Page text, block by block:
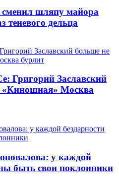
шляпу майора
теневого дельца
Григорий Заславский
«Киношная» Москва
у каждой
быть свои поклонники